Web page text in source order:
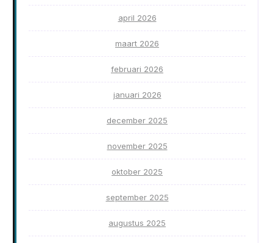
april 2026
maart 2026
februari 2026
januari 2026
december 2025
november 2025
oktober 2025
september 2025
augustus 2025